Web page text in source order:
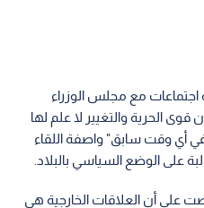
مع مجلس الوزراء
الحرية والتغيير لا علم لها
في أي وقت سابق" واصفة اللقاء
على الوضع السياسي بالبلاد.
على أن العلاقات الخارجية هي